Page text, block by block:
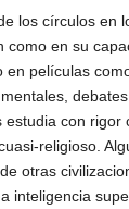
los círculos en
como en su
en películas
estudia con rigor
religioso.
otras
inteligencia